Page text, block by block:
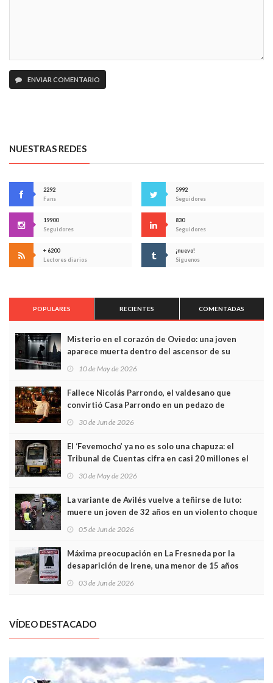
ENVIAR COMENTARIO
NUESTRAS REDES
2292
Fans
5992
Seguidores
19900
Seguidores
830
Seguidores
+ 6200
Lectores diarios
¡nuevo!
Síguenos
POPULARES RECIENTES COMENTADAS
Misterio en el corazón de Oviedo: una joven
aparece muerta dentro del ascensor de su
edificio y las cámaras captan sus últimos minutos
10 de May de 2026
Fallece Nicolás Parrondo, el valdesano que
convirtió Casa Parrondo en un pedazo de
Asturias en Madrid
30 de Jun de 2026
El ‘Fevemocho’ ya no es solo una chapuza: el
Tribunal de Cuentas cifra en casi 20 millones el
sobrecoste de los trenes que no cabían por los
30 de May de 2026
La variante de Avilés vuelve a teñirse de luto:
muere un joven de 32 años en un violento choque
frontal
05 de Jun de 2026
Máxima preocupación en La Fresneda por la
desaparición de Irene, una menor de 15 años
03 de Jun de 2026
VÍDEO DESTACADO